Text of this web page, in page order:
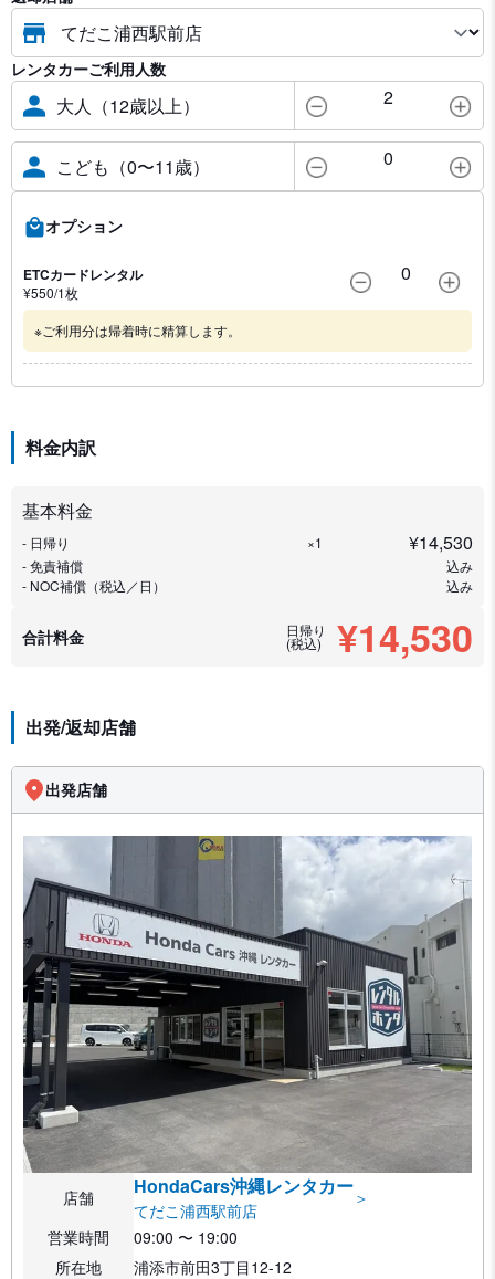
レンタカーご利用人数
大人（12歳以上） 2
こども（0〜11歳） 0
オプション
ETCカードレンタル
¥550/1枚
0
※ご利用分は帰着時に精算します。
料金内訳
基本料金
- 日帰り ×1 ¥14,530
- 免責補償
込み
- NOC補償（税込／日）
込み
合計料金 日帰り
(税込) ¥14,530
出発/返却店舗
出発店舗
店舗 HondaCars沖縄レンタカー
てだこ浦西駅前店
＞
営業時間
09:00 〜 19:00
所在地
浦添市前田3丁目12-12